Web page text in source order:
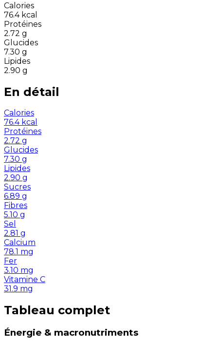
Calories
76.4 kcal
Protéines
2.72 g
Glucides
7.30 g
Lipides
2.90 g
En détail
Calories
76.4 kcal
Protéines
2.72 g
Glucides
7.30 g
Lipides
2.90 g
Sucres
6.89 g
Fibres
5.10 g
Sel
2.81 g
Calcium
78.1 mg
Fer
3.10 mg
Vitamine C
31.9 mg
Tableau complet
Énergie & macronutriments